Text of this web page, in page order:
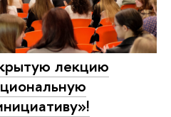
лекцию